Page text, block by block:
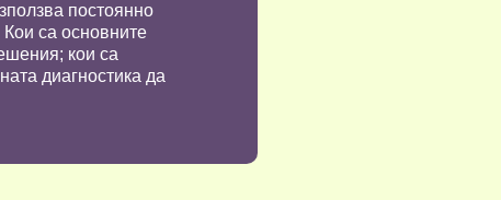
постоянно
са основните
кои са
диагностика да